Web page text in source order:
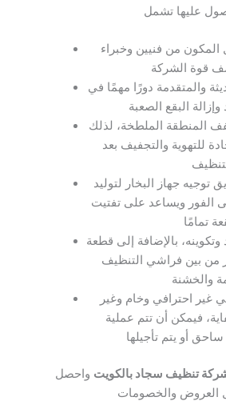
من فنيين وخبراء
والمتقدمة دورًا مهمًا في
المنطقة الملطخة، لذلك
للتهوية والتجفيف بعد
توجيه جهاز البخار لتوليد
الفور ويساعد على تفتيت
بالإضافة إلى قطعة
من بين فراشي التنظيف
غير احترافي وخام وغير
فيمكن أن تتم عملية
تنظيف سجاد بالكويت واحصل
العروض والخصومات